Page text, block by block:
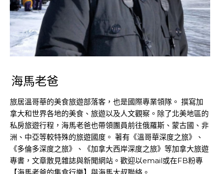
海馬老爸
旅居溫哥華的美食旅遊部落客，也是國際專業領隊。 撰寫加
拿大和世界各地的美食、旅遊以及人文觀察。除了北美地區的
私房旅遊行程，海馬老爸也帶領團員前往俄羅斯、蒙古國、非
洲、中亞等較特殊的旅遊國度。 著有《溫哥華深度之旅》、
《多倫多深度之旅》、《加拿大西岸深度之旅》等加拿大旅遊
專書，文章散見雜誌與新聞網站。歡迎以email或在FB粉專